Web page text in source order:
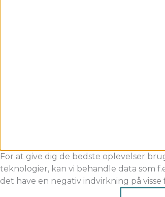
For at give dig de bedste oplevelser
teknologier, kan vi behandle data som
det have en negativ indvirkning på